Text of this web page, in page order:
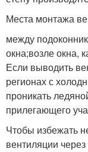
Места монтажа
между
окна;возле окна,
Если выводить
регионах с
проникать
прилегающего
Чтобы избежать
вентиляции